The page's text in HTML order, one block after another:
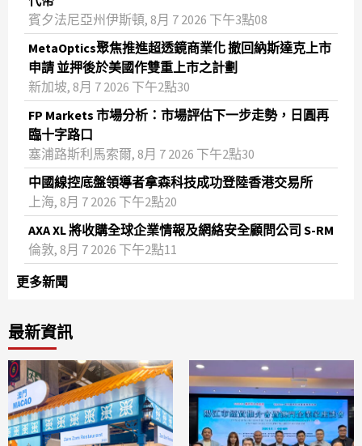
賓夕法尼亞州伊斯頓, 8月 7 2026 下午3點08
MetaOptics聚焦推進超透鏡商業化 撤回納斯達克上市
申請 並押後於美國作雙重上市之計劃
新加坡, 8月 7 2026 下午2點30
FP Markets 市場分析：市場評估下一步走勢，日圓再
臨十字路口
塞浦路斯利馬索爾, 8月 7 2026 下午2點30
中國線控底盤領導者拿森科技成功登陸香港交易所
上海, 8月 7 2026 下午2點20
AXA XL 將收購全球企業情報及網絡安全顧問公司 S-RM
倫敦, 8月 7 2026 下午2點11
更多新聞
最新資訊